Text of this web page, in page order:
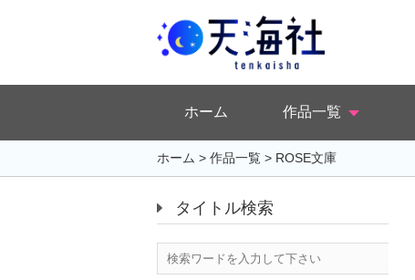
ホーム 作品一覧
ホーム > 作品一覧 > ROSE文庫
タイトル検索